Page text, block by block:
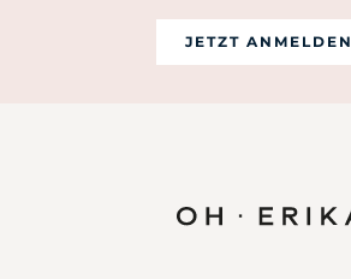
JETZT ANMELDEN